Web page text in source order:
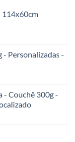
114x60cm
- Personalizadas -
- Couchê 300g -